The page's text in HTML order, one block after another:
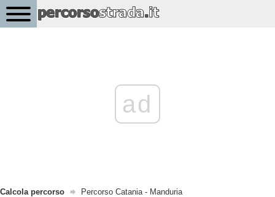
ad
Calcola percorso Percorso Catania - Manduria